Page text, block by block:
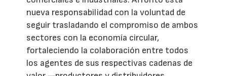
nueva responsabilidad con la voluntad de
seguir trasladando el compromiso de ambos
sectores con la economía circular,
fortaleciendo la colaboración entre todos
los agentes de sus respectivas cadenas de